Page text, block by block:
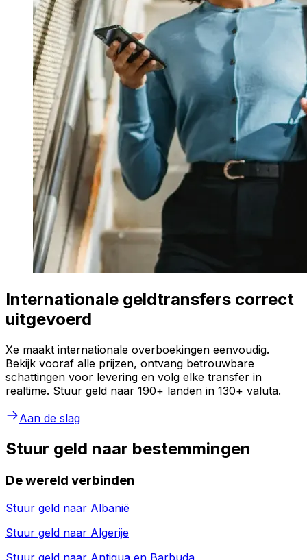
Internationale geldtransfers correct
uitgevoerd
Xe maakt internationale overboekingen eenvoudig.
Bekijk vooraf alle prijzen, ontvang betrouwbare
schattingen voor levering en volg elke transfer in
realtime. Stuur geld naar 190+ landen in 130+ valuta.
Aan de slag
Stuur geld naar bestemmingen
De wereld verbinden
Stuur geld naar Albanië
Stuur geld naar Algerije
Stuur geld naar Antigua en Barbuda